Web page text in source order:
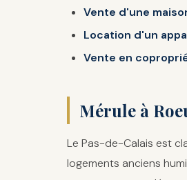
Vente d'une
Location d'un
Vente en
Mérule à
Le Pas-de-Calais est
logements anciens